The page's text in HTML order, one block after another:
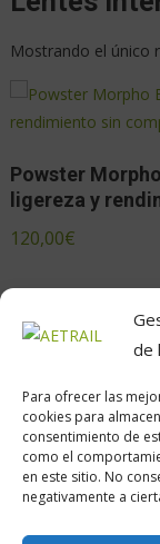
de
Para ofrecer las
cookies para
consentimiento de
como el
en este sitio. No
negativamente a
Mostrando el único
Powster
ligereza y
120,00€
Calle